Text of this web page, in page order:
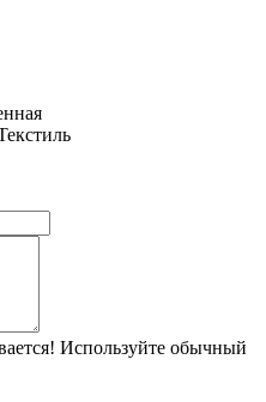
Используйте обычный